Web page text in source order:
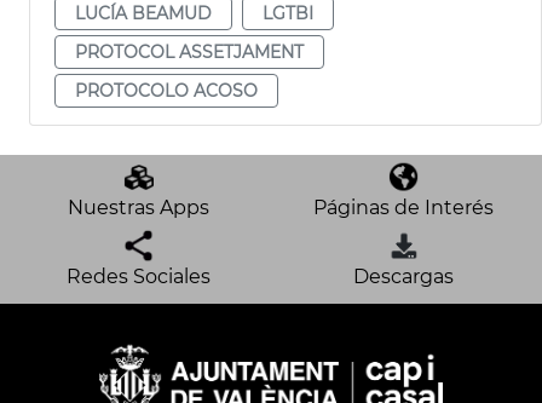
LUCÍA BEAMUD
LGTBI
PROTOCOL ASSETJAMENT
PROTOCOLO ACOSO
Nuestras Apps Páginas de Interés
Redes Sociales Descargas